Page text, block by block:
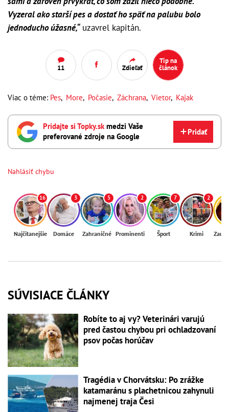
Vyzeral ako starší pes a dostať ho späť na palubu bolo
jednoducho úžasné,“uzavrel kapitán.
11 Zdieľať
Tip na
článok
Viac o téme: Pes, More, Počasie, Záchrana, Vietor, Kajak
Pridajte si Topky.skmedzi Vaše
preferované zdroje na Google
Pridať
Nahlásiť chybu
16
Najčítanejšie
3
Domáce
5
Zahraničné
2
Prominenti
7
Šport
2
Krimi
SÚVISIACE ČLÁNKY
Robíte to aj vy? Veterinári varujú
pred častou chybou pri ochladzovaní
psov počas horúčav
Tragédia v Chorvátsku: Po zrážke
katamaránu s plachetnicou zahynuli
najmenej traja Česi